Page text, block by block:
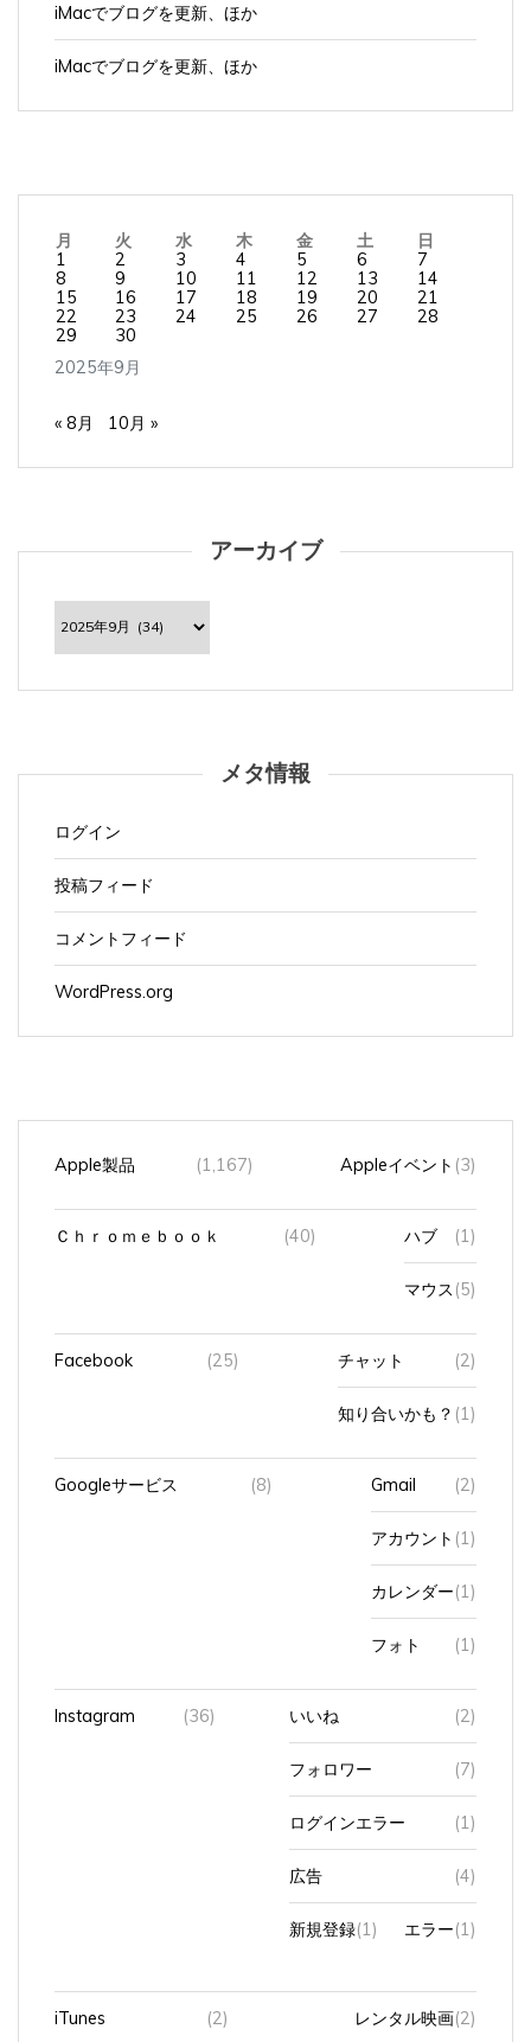
iMacでブログを更新、ほか
iMacでブログを更新、ほか
2025年9月
月 火 水 木 金 土
日
1
2 3 4 5 6
7
8
9 10 11 12 13
14
15
16 17 18 19 20
21
22
23 24 25 26 27
28
29
30
« 8月 10月 »
アーカイブ
ア
ー
イ
メタ情報
ログイン
投稿フィード
コメントフィード
WordPress.org
Apple製品 (1,167) Appleイベント (3)
Ｃｈｒｏｍｅｂｏｏｋ (40) ハブ (1)
マウス (5)
Facebook (25) チャット (2)
知り合いかも？ (1)
Googleサービス (8) Gmail (2)
アカウント (1)
カレンダー(1)
フォト (1)
Instagram (36) いいね (2)
フォロワー (7)
ログインエラー (1)
広告 (4)
新規登録(1) エラー(1)
iTunes (2) レンタル映画(2)